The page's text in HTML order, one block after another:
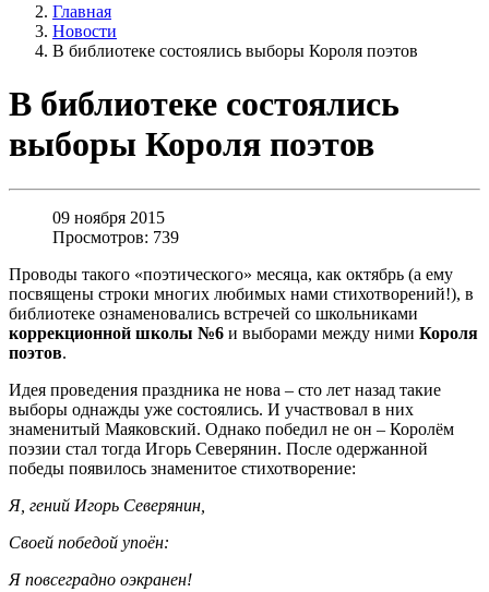
Главная
Новости
В библиотеке состоялись выборы Короля поэтов
В библиотеке состоялись
выборы Короля поэтов
09 ноября 2015
Просмотров: 739
Проводы такого «поэтического» месяца, как октябрь (а ему
посвящены строки многих любимых нами стихотворений!), в
библиотеке ознаменовались встречей со школьниками
коррекционной школы №6 и выборами между ними Короля
поэтов.
Идея проведения праздника не нова – сто лет назад такие
выборы однажды уже состоялись. И участвовал в них
знаменитый Маяковский. Однако победил не он – Королём
поэзии стал тогда Игорь Северянин. После одержанной
победы появилось знаменитое стихотворение:
Я, гений Игорь Северянин,
Своей победой упоён:
Я повсеградно оэкранен!